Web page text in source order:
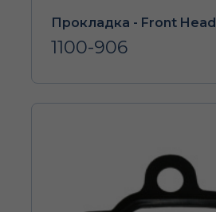
Прокладка - Front Head
1100-906